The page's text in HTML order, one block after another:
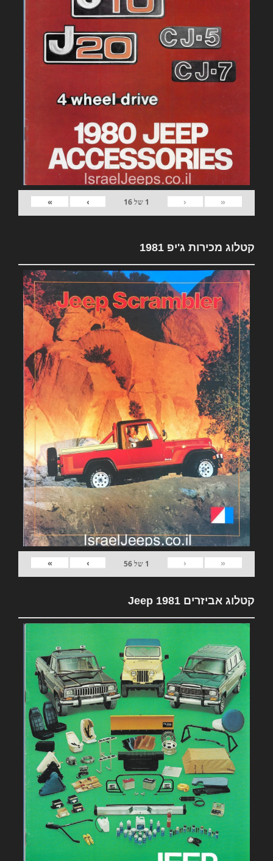
«
‹
1 של16
›
»
קטלוג מכירות ג'יפ 1981
«
‹
1 של56
›
»
קטלוג אביזרים 1981 Jeep